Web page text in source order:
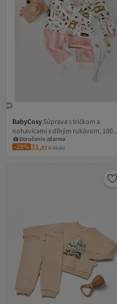
BabyCosy Súprava s tričkom a
nohavicami s dlhým rukávom, 100%
bavlna, BabyCosy, púdrová (Veľkosť:
6-9 mesiacov)
Doručenie zdarma
Kupón na 1 EUR
Doručenie zdarma
-25% 31,87€42,52